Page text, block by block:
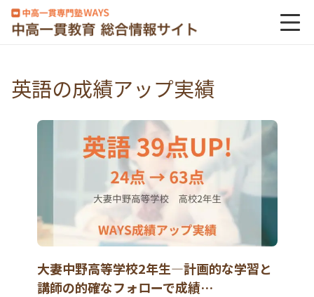
英語の成績アップ実績
大妻中野高等学校2年生―計画的な学習と
講師の的確なフォローで成績…